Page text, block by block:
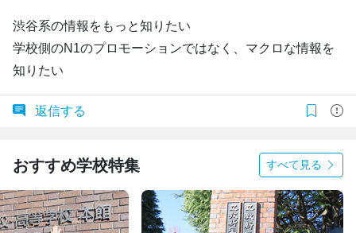
渋谷系の情報をもっと知りたい
学校側のN1のプロモーションではなく、マクロな情報を
知りたい
返信する
おすすめ学校特集 すべて見る